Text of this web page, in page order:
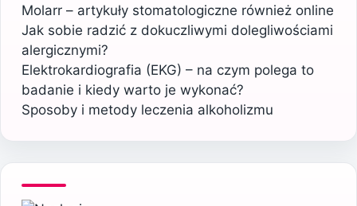
Molarr – artykuły stomatologiczne również online
Jak sobie radzić z dokuczliwymi dolegliwościami
alergicznymi?
Elektrokardiografia (EKG) – na czym polega to
badanie i kiedy warto je wykonać?
Sposoby i metody leczenia alkoholizmu